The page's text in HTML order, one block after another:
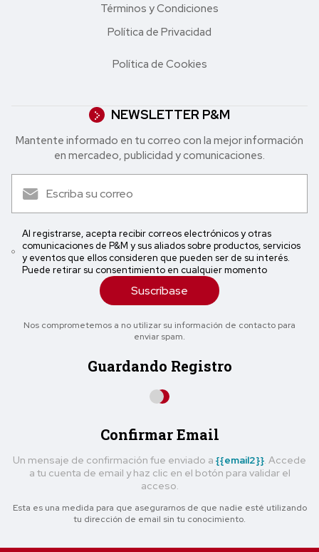
Términos y Condiciones
Política de Privacidad
Política de Cookies
NEWSLETTER P&M
Mantente informado en tu correo con la mejor in formación
en mercadeo, publicidad y comunicaciones.
Al registrarse, acepta recibir correos electrónicos y otras
comunicaciones de P&M y sus aliados sobre productos, servicios
y eventos que ellos consideren que pueden ser de su interés.
Puede retirar su consentimiento en cualquier momento
Suscríbase
Nos comprometemos a no utilizar su información de contacto para
enviar spam.
Guardando Registro
Confirmar Email
Un mensaje de confirmación fue enviado a {{email2}} . Accede
a tu cuenta de email y haz clic en el botón para validar el
acceso.
Esta es una medida para que asegurarnos de que nadie esté utilizando
tu dirección de email sin tu conocimiento.